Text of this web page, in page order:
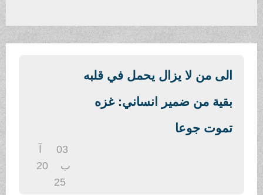
ح
ث
الى من لا يزال يحمل في قلبه
بقية من ضمير انساني: غزه
تموت جوعا